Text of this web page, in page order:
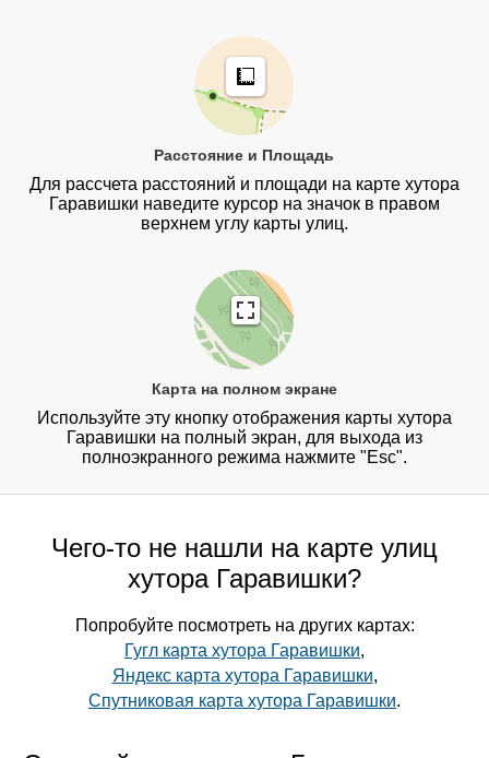
Расстояние и Площадь
Для рассчета расстояний и площади на карте хутора
Гаравишки наведите курсор на значок в правом
верхнем углу карты улиц.
Карта на полном экране
Используйте эту кнопку отображения карты хутора
Гаравишки на полный экран, для выхода из
полноэкранного режима нажмите "Esc".
Чего-то не нашли на карте улиц
хутора Гаравишки?
Попробуйте посмотреть на других картах:
Гугл карта хутора Гаравишки,
Яндекс карта хутора Гаравишки,
Спутниковая карта хутора Гаравишки.